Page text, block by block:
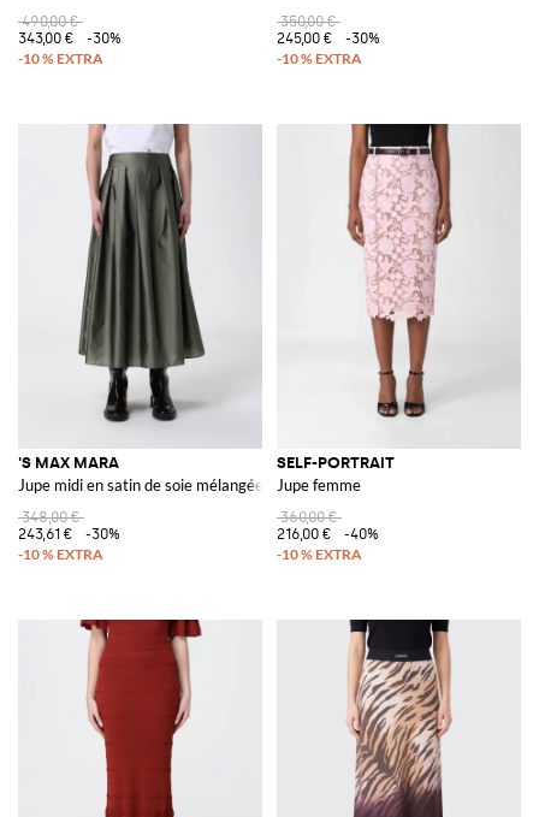
490,00 €
343,00 €
-30%
350,00 €
245,00 €
-30%
'S MAX MARA
Jupe midi en satin de soie mélangée 'S Max Mara
348,00 €
243,61 €
-30%
SELF-PORTRAIT
Jupe femme
360,00 €
216,00 €
-40%